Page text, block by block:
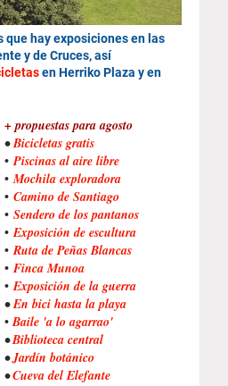
que hay exposiciones en las
y de Cruces, así
en Herriko Plaza y en
+ propuestas para agosto
•Bicicletas gratis
• Piscinas al aire libre
•Mochila exploradora
• Camino de Santiago
• Sendero de los pantanos
•Exposición de escultura
•Ruta de Peñas Blancas
• Finca Munoa
•Exposición de la guerra
•En bici hasta la playa
•Baile 'a lo agarrao'
•Biblioteca central
•Jardín botánico
•Cueva del Elefante